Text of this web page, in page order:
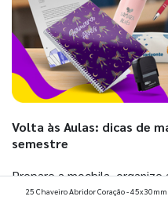
Volta às Aulas: dicas de
semestre
Prepare a mochila,
25 Chaveiro Abridor Coração -